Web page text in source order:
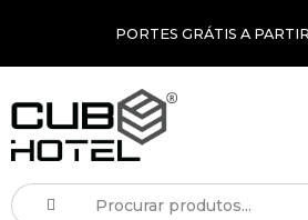
PORTES GRÁTIS A